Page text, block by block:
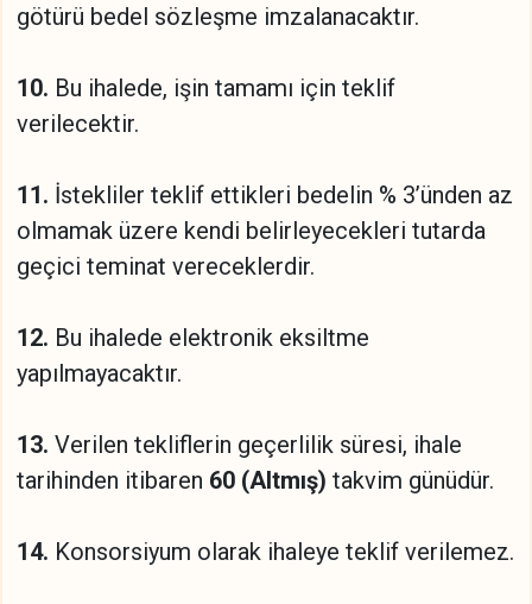
götürü bedel sözleşme imzalanacaktır.
10. Bu ihalede, işin tamamı için teklif
verilecektir.
11. İstekliler teklif ettikleri bedelin % 3’ünden az
olmamak üzere kendi belirleyecekleri tutarda
geçici teminat vereceklerdir.
12. Bu ihalede elektronik eksiltme
yapılmayacaktır.
13. Verilen tekliflerin geçerlilik süresi, ihale
tarihinden itibaren 60 (Altmış) takvim günüdür.
14. Konsorsiyum olarak ihaleye teklif verilemez.